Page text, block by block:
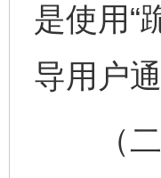
是使用“
导用户
（二）